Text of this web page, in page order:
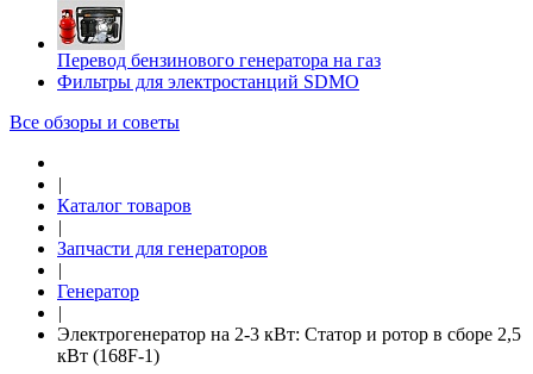
Перевод бензинового генератора на газ
Фильтры для электростанций SDMO
Все обзоры и советы
|
Каталог товаров
|
Запчасти для генераторов
|
Генератор
|
Электрогенератор на 2-3 кВт: Статор и ротор в сборе 2,5
кВт (168F-1)